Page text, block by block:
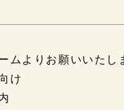
ムよりお願いいたし
け